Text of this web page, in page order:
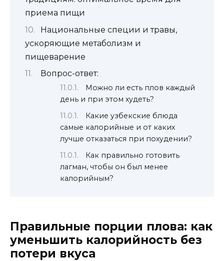
приема пищи
Национальные специи и травы,
ускоряющие метаболизм и
пищеварение
Вопрос-ответ:
Можно ли есть плов каждый
день и при этом худеть?
Какие узбекские блюда
самые калорийные и от каких
лучше отказаться при похудении?
Как правильно готовить
лагман, чтобы он был менее
калорийным?
Правильные порции плова: как
уменьшить калорийность без
потери вкуса